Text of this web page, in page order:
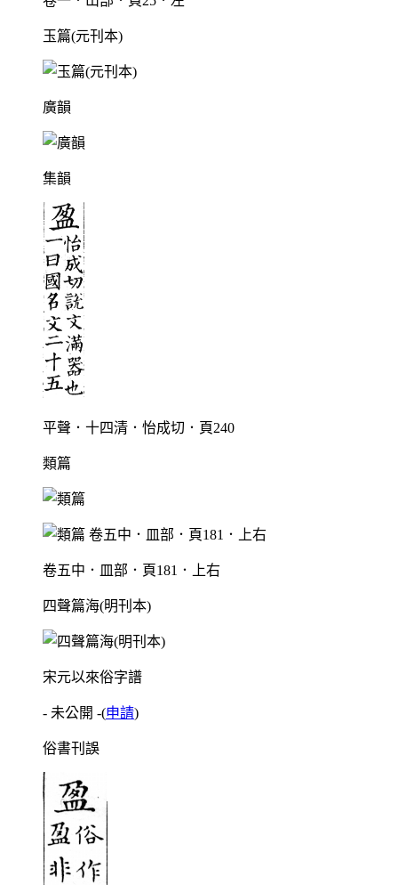
玉篇(元刊本)
廣韻
集韻
平聲．十四清．怡成切．頁240
類篇
卷五中．皿部．頁181．上右
四聲篇海(明刊本)
宋元以來俗字譜
- 未公開 -(申請)
俗書刊誤